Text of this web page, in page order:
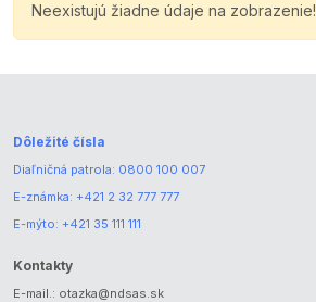
Neexistujú žiadne údaje na zobrazenie!
Dôležité čísla
Diaľničná patrola: 0800 100 007
E-známka: +421 2 32 777 777
E-mýto: +421 35 111 111
Kontakty
E-mail.: otazka@ndsas.sk